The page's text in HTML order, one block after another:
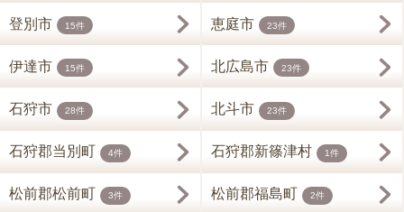
登別市 15件 恵庭市 23件
伊達市 15件 北広島市 23件
石狩市 28件 北斗市 23件
石狩郡当別町 4件 石狩郡新篠津村 1件
松前郡松前町 3件 松前郡福島町 2件